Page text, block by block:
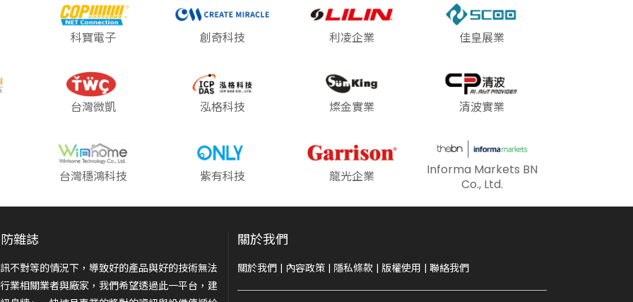
科寶電子 創奇科技 利凌企業 佳皇展業
台灣微凱 泓格科技 燦金實業 清波實業
台灣穩鴻科技 紫有科技 龍光企業
Informa Markets BN
Co., Ltd.
雜誌
不對等的情況下，導致好的產品與好的技術無法
業相關業者與廠家，我們希望透過此一平台，建
關於我們
關於我們 | 內容政策 | 隱私條款 | 版權使用 | 聯絡我們